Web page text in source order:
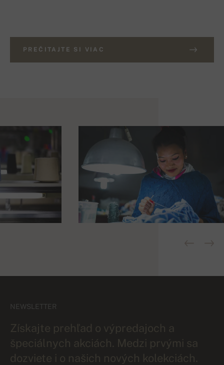
PREČITAJTE SI VIAC
NEWSLETTER
Získajte prehľad o výpredajoch a
špeciálnych akciách. Medzi prvými sa
dozviete i o našich nových kolekciách.